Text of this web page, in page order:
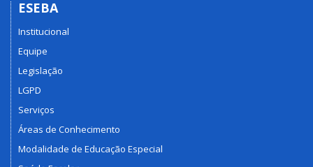
ESEBA
Institucional
Equipe
Legislação
LGPD
Serviços
Áreas de Conhecimento
Modalidade de Educação Especial